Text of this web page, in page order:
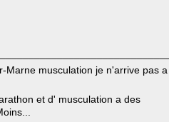
Marne musculation je n'arrive pas a
et d' musculation a des